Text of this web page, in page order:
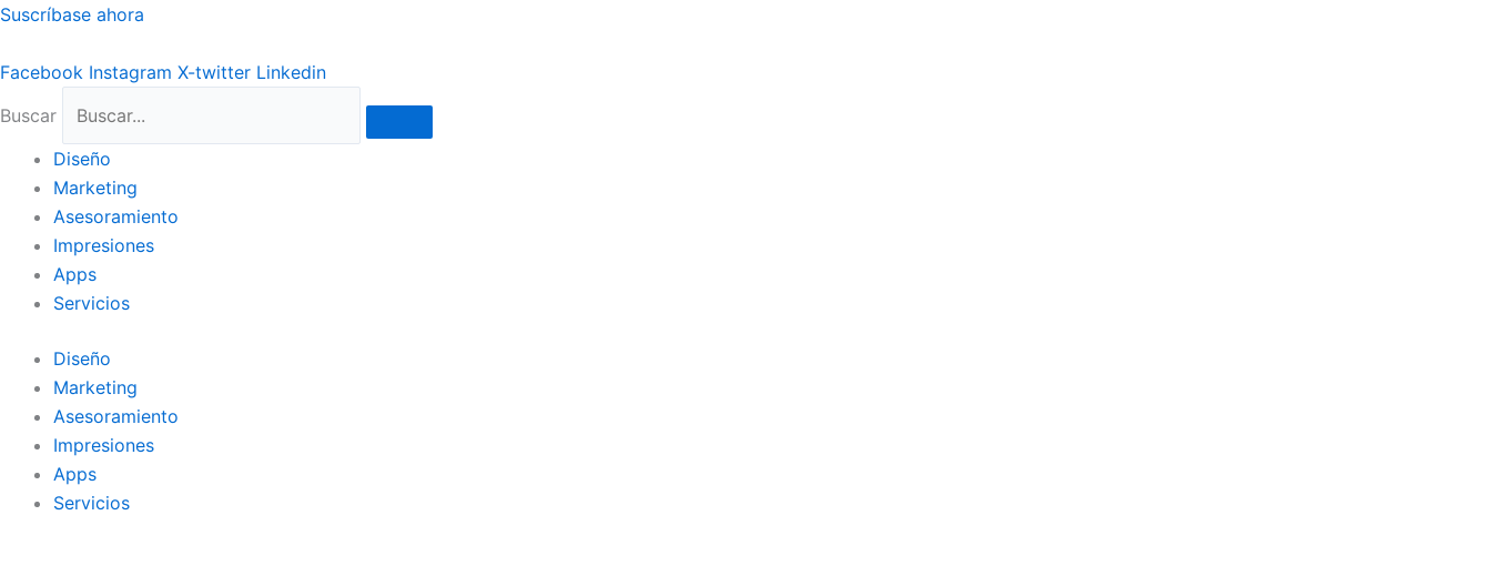
Ir
contenido
Suscríbase ahora
Facebook Instagram X-twitter Linkedin
Buscar
Diseño
Marketing
Asesoramiento
Impresiones
Apps
Servicios
Diseño
Marketing
Asesoramiento
Impresiones
Apps
Servicios